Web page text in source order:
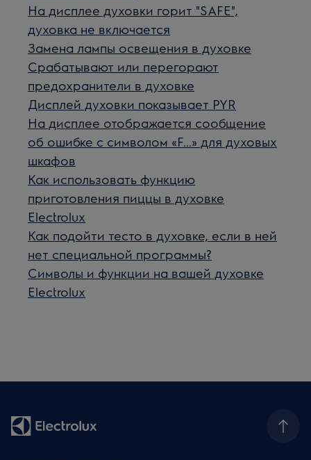
На дисплее духовки горит "SAFE",
духовка не включается
Замена лампы освещения в духовке
Срабатывают или перегорают
предохранители в духовке
Дисплей духовки показывает PYR
На дисплее отображается сообщение
об ошибке с символом «F...» для духовых
шкафов
Как использовать функцию
приготовления пиццы в духовке
Electrolux
Как подойти тесто в духовке, если в ней
нет специальной программы?
Символы и функции на вашей духовке
Electrolux